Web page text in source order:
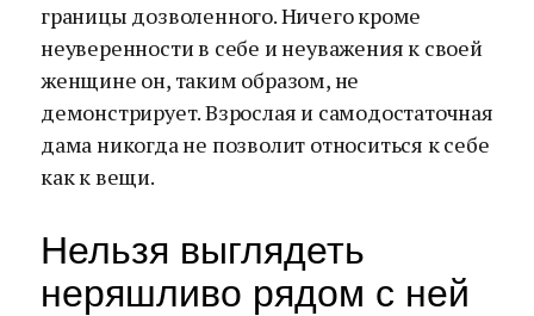
границы дозволенного. Ничего кроме
неуверенности в себе и неуважения к своей
женщине он, таким образом, не
демонстрирует. Взрослая и самодостаточная
дама никогда не позволит относиться к себе
как к вещи.
Нельзя выглядеть
неряшливо рядом с ней